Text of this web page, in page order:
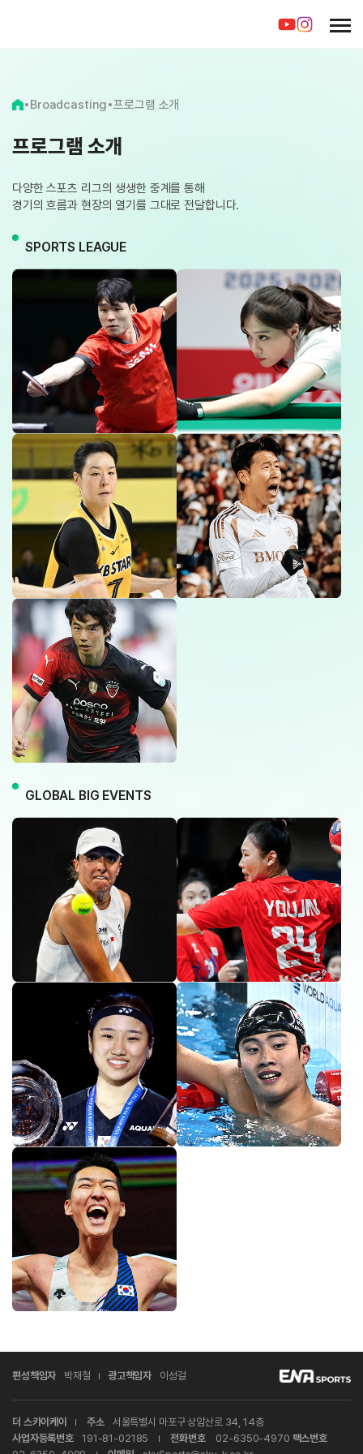
Broadcasting 프로그램 소개
프로그램 소개
다양한 스포츠 리그의 생생한 중계를 통해
경기의 흐름과 현장의 열기를 그대로 전달합니다.
SPORTS LEAGUE
GLOBAL BIG EVENTS
편성책임자 박재철 광고책임자 이성걸
더 스카이케이 주소
서울특별시 마포구 상암산로 34, 14층
사업자등록번호
191-81-02185 전화번호 02-6350-4970 팩스번호